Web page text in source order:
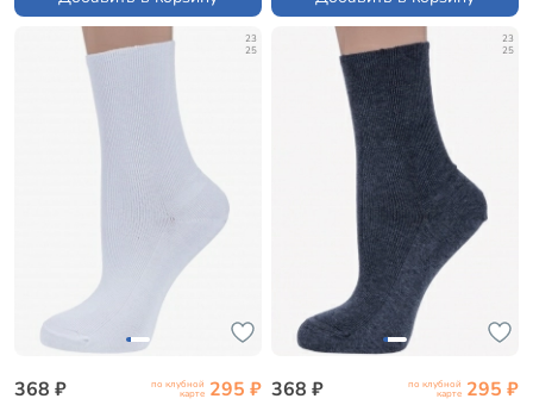
23
25
368 ₽ по клубной
карте 295 ₽
23
25
368 ₽ по клубной
карте 295 ₽